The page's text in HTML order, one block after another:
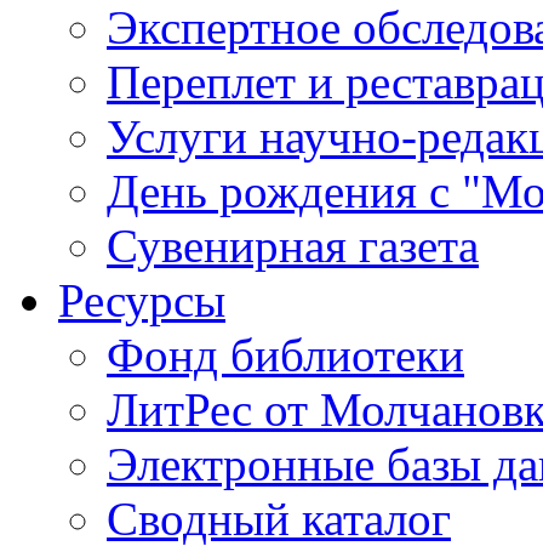
Экспертное
Переплет и
Услуги научно-
День рождения с
Сувенирная газета
Ресурсы
Фонд библиотеки
ЛитРес от
Электронные базы
Сводный каталог